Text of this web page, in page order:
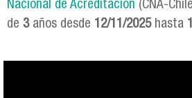
Nacional de Acreditacion (CNA-
de 3años desde 12/11/2025hasta